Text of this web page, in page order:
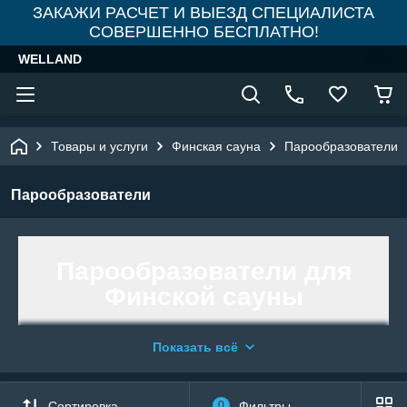
ЗАКАЖИ РАСЧЕТ И ВЫЕЗД СПЕЦИАЛИСТА
СОВЕРШЕННО БЕСПЛАТНО!
WELLAND
Товары и услуги Финская сауна Парообразователи
Парообразователи
самостоятельное дополнительное
устройство, работающее вместе с
Показать всё